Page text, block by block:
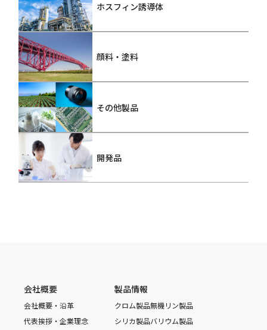
ホスフィン誘導体
顔料・塗料
その他製品
開発品
会社概要
会社概要・沿革
代表挨拶・企業理念
製品情報
クロム製品無機リン製品
シリカ製品バリウム製品